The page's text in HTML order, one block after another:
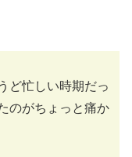
ど忙しい時期だっ
のがちょっと痛か